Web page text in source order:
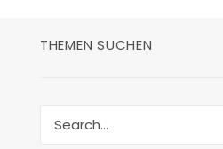
THEMEN SUCHEN